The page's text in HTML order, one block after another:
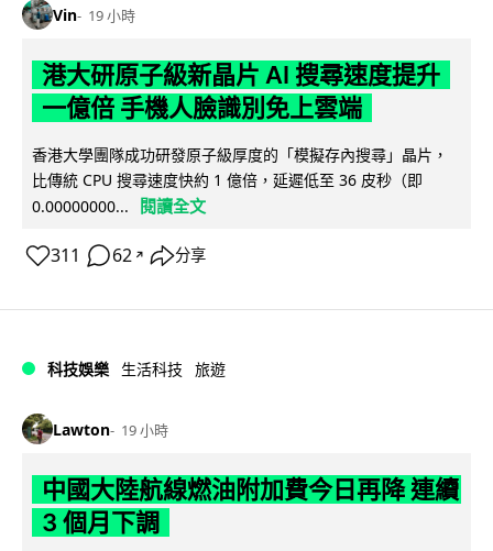
Vin 19 小時
港大研原子級新晶片 AI 搜尋速度提升
一億倍 手機人臉識別免上雲端
香港大學團隊成功研發原子級厚度的「模擬存內搜尋」晶片，
比傳統 CPU 搜尋速度快約 1 億倍，延遲低至 36 皮秒（即
0.00000000...
閱讀全文
311 62 ↗ 分享
科技娛樂 生活科技 旅遊
Lawton 19 小時
中國大陸航線燃油附加費今日再降 連續
3 個月下調